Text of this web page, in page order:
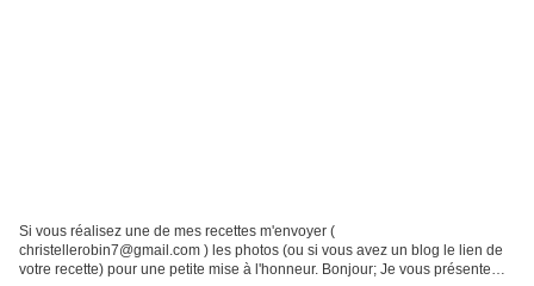
Si vous réalisez une de mes recettes m'envoyer (
christellerobin7@gmail.com ) les photos (ou si vous avez un blog le lien de
votre recette) pour une petite mise à l'honneur. Bonjour; Je vous présente